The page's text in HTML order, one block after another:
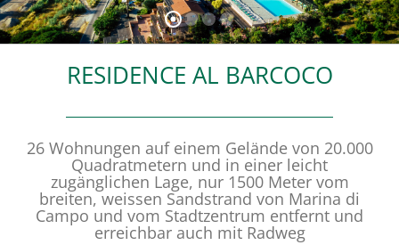
RESIDENCE AL BARCOCO
26 Wohnungen auf einem Gelände von 20.000
Quadratmetern und in einer leicht
zugänglichen Lage, nur 1500 Meter vom
breiten, weissen Sandstrand von Marina di
Campo und vom Stadtzentrum entfernt und
erreichbar auch mit Radweg